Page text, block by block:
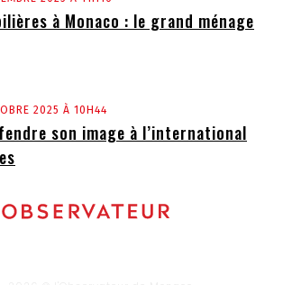
à Monaco : le grand ménage
2025 À 10H44
son image à l’international